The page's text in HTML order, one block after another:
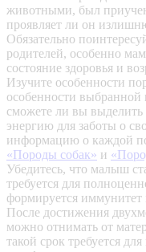
животными, был
проявляет ли он
Обязательно
родителей, особенно
состояние здоровья и
Изучите особенности
особенности выбранной
сможете ли вы выделить
энергию для заботы о
информацию о каждой
«Породы собак» и
Убедитесь, что малыш
требуется для
формируется иммунитет
После достижения
можно отнимать от
такой срок требуется